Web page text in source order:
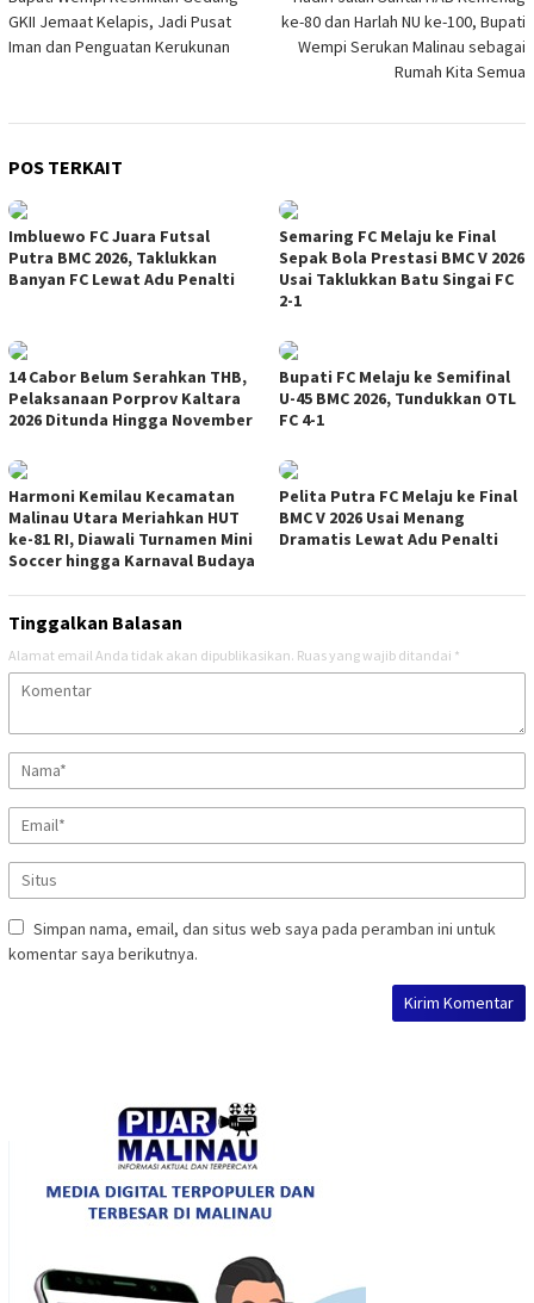
GKII Jemaat Kelapis, Jadi Pusat
Iman dan Penguatan Kerukunan
ke-80 dan Harlah NU ke-100, Bupati
Wempi Serukan Malinau sebagai
Rumah Kita Semua
POS TERKAIT
Imbluewo FC Juara Futsal
Putra BMC 2026, Taklukkan
Banyan FC Lewat Adu Penalti
Semaring FC Melaju ke Final
Sepak Bola Prestasi BMC V 2026
Usai Taklukkan Batu Singai FC
2-1
14 Cabor Belum Serahkan THB,
Pelaksanaan Porprov Kaltara
2026 Ditunda Hingga November
Bupati FC Melaju ke Semifinal
U-45 BMC 2026, Tundukkan OTL
FC 4-1
Harmoni Kemilau Kecamatan
Malinau Utara Meriahkan HUT
ke-81 RI, Diawali Turnamen Mini
Soccer hingga Karnaval Budaya
Pelita Putra FC Melaju ke Final
BMC V 2026 Usai Menang
Dramatis Lewat Adu Penalti
Tinggalkan Balasan
Alamat email Anda tidak akan dipublikasikan. Ruas yang wajib ditandai *
Simpan nama, email, dan situs web saya pada peramban ini untuk
komentar saya berikutnya.